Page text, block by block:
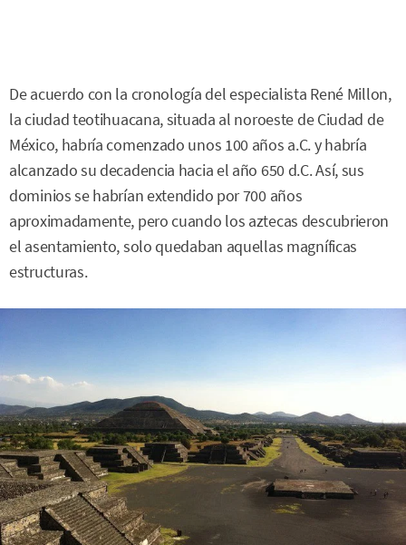
De acuerdo con la cronología del especialista René Millon,
la ciudad teotihuacana, situada al noroeste de Ciudad de
México, habría comenzado unos 100 años a.C. y habría
alcanzado su decadencia hacia el año 650 d.C. Así, sus
dominios se habrían extendido por 700 años
aproximadamente, pero cuando los aztecas descubrieron
el asentamiento, solo quedaban aquellas magníficas
estructuras.